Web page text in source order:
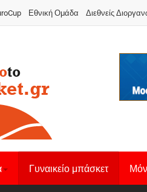
Εθνική Ομάδα Διεθνείς
Γυναικείο μπάσκετ